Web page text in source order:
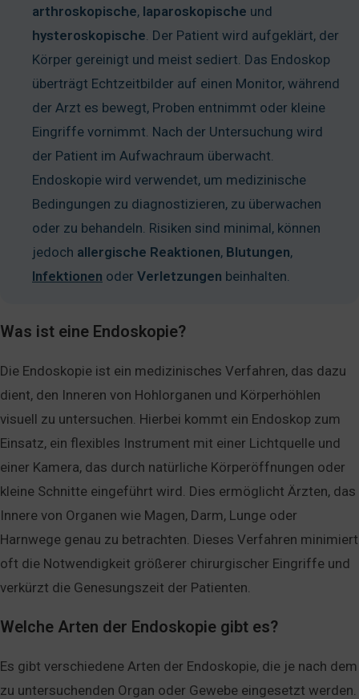
arthroskopische, laparoskopische und
hysteroskopische. Der Patient wird aufgeklärt, der
Körper gereinigt und meist sediert. Das Endoskop
überträgt Echtzeitbilder auf einen Monitor, während
der Arzt es bewegt, Proben entnimmt oder kleine
Eingriffe vornimmt. Nach der Untersuchung wird
der Patient im Aufwachraum überwacht.
Endoskopie wird verwendet, um medizinische
Bedingungen zu diagnostizieren, zu überwachen
oder zu behandeln. Risiken sind minimal, können
jedoch allergische Reaktionen, Blutungen,
Infektionen oder Verletzungen beinhalten.
Was ist eine Endoskopie?
Die Endoskopie ist ein medizinisches Verfahren, das dazu
dient, den Inneren von Hohlorganen und Körperhöhlen
visuell zu untersuchen. Hierbei kommt ein Endoskop zum
Einsatz, ein flexibles Instrument mit einer Lichtquelle und
einer Kamera, das durch natürliche Körperöffnungen oder
kleine Schnitte eingeführt wird. Dies ermöglicht Ärzten, das
Innere von Organen wie Magen, Darm, Lunge oder
Harnwege genau zu betrachten. Dieses Verfahren minimiert
oft die Notwendigkeit größerer chirurgischer Eingriffe und
verkürzt die Genesungszeit der Patienten.
Welche Arten der Endoskopie gibt es?
Es gibt verschiedene Arten der Endoskopie, die je nach dem
zu untersuchenden Organ oder Gewebe eingesetzt werden.